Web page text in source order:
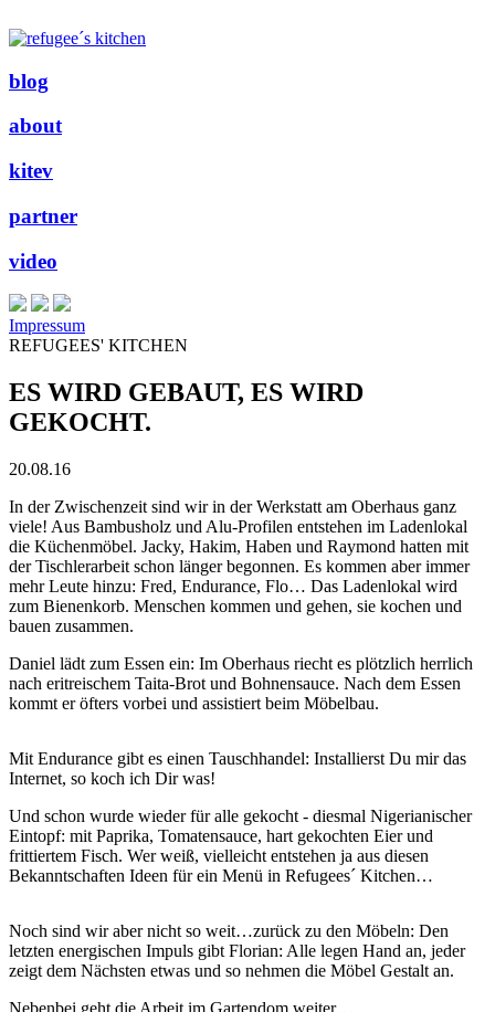
blog
about
kitev
partner
video
Impressum
REFUGEES' KITCHEN
ES WIRD GEBAUT, ES WIRD
GEKOCHT.
20.08.16
In der Zwischenzeit sind wir in der Werkstatt am Oberhaus ganz
viele! Aus Bambusholz und Alu-Profilen entstehen im Ladenlokal
die Küchenmöbel. Jacky, Hakim, Haben und Raymond hatten mit
der Tischlerarbeit schon länger begonnen. Es kommen aber immer
mehr Leute hinzu: Fred, Endurance, Flo… Das Ladenlokal wird
zum Bienenkorb. Menschen kommen und gehen, sie kochen und
bauen zusammen.
Daniel lädt zum Essen ein: Im Oberhaus riecht es plötzlich herrlich
nach eritreischem Taita-Brot und Bohnensauce. Nach dem Essen
kommt er öfters vorbei und assistiert beim Möbelbau.
Mit Endurance gibt es einen Tauschhandel: Installierst Du mir das
Internet, so koch ich Dir was!
Und schon wurde wieder für alle gekocht - diesmal Nigerianischer
Eintopf: mit Paprika, Tomatensauce, hart gekochten Eier und
frittiertem Fisch. Wer weiß, vielleicht entstehen ja aus diesen
Bekanntschaften Ideen für ein Menü in Refugees´ Kitchen…
Noch sind wir aber nicht so weit…zurück zu den Möbeln: Den
letzten energischen Impuls gibt Florian: Alle legen Hand an, jeder
zeigt dem Nächsten etwas und so nehmen die Möbel Gestalt an.